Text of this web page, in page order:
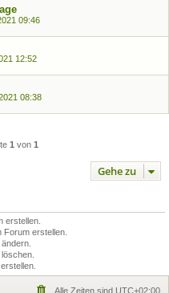
09:46
12:52
08:38
1 von 1
Gehe zu
erstellen.
erstellen.
ändern.
löschen.
Alle Zeiten sind UTC+02:00